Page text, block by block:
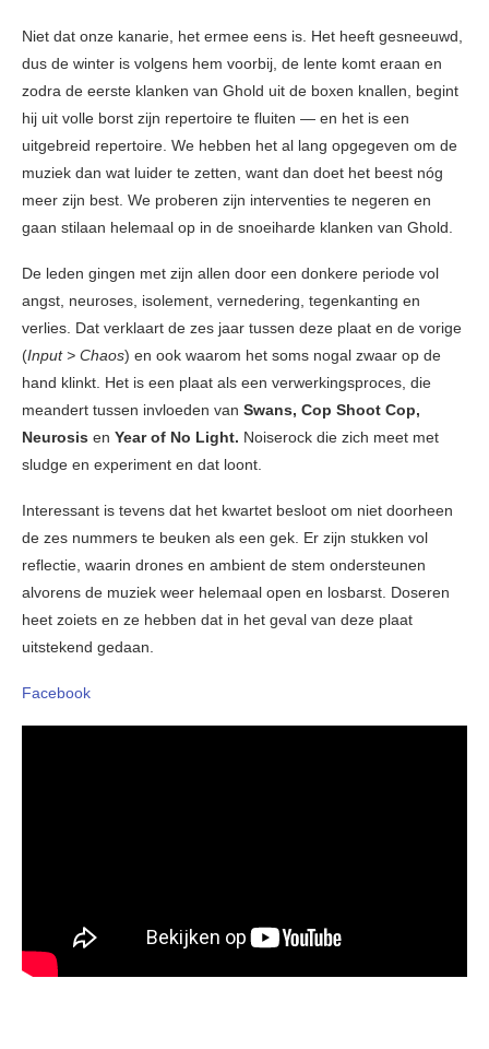
Niet dat onze kanarie, het ermee eens is. Het heeft gesneeuwd,
dus de winter is volgens hem voorbij, de lente komt eraan en
zodra de eerste klanken van Ghold uit de boxen knallen, begint
hij uit volle borst zijn repertoire te fluiten — en het is een
uitgebreid repertoire. We hebben het al lang opgegeven om de
muziek dan wat luider te zetten, want dan doet het beest nóg
meer zijn best. We proberen zijn interventies te negeren en
gaan stilaan helemaal op in de snoeiharde klanken van Ghold.
De leden gingen met zijn allen door een donkere periode vol
angst, neuroses, isolement, vernedering, tegenkanting en
verlies. Dat verklaart de zes jaar tussen deze plaat en de vorige
(Input > Chaos) en ook waarom het soms nogal zwaar op de
hand klinkt. Het is een plaat als een verwerkingsproces, die
meandert tussen invloeden van Swans, Cop Shoot Cop,
Neurosis en Year of No Light. Noiserock die zich meet met
sludge en experiment en dat loont.
Interessant is tevens dat het kwartet besloot om niet doorheen
de zes nummers te beuken als een gek. Er zijn stukken vol
reflectie, waarin drones en ambient de stem ondersteunen
alvorens de muziek weer helemaal open en losbarst. Doseren
heet zoiets en ze hebben dat in het geval van deze plaat
uitstekend gedaan.
Facebook